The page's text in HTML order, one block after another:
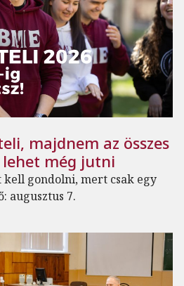
majdnem az összes
lehet még jutni
kell gondolni, mert csak egy
augusztus 7.